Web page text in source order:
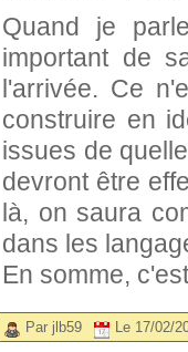
Quand je
important de
l'arrivée. Ce
construire en
issues de
devront être
là, on saura
dans les
En somme,
Par jlb59 Le 17/02/